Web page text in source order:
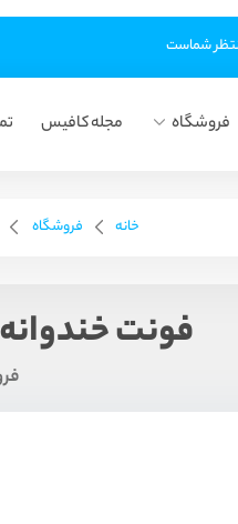
فروشگاه مجله کافیس
خانه فروشگاه
فونت